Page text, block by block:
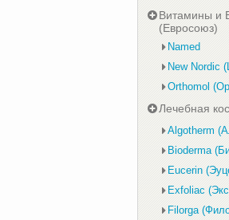
Витамины и
(Евросоюз)
Named
New Nordic
Orthomol
Лечебная
Algotherm
Bioderma
Eucerin
Exfoliac
Filorga